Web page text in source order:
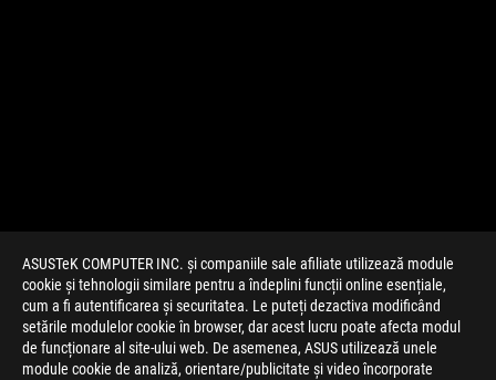
ASUSTeK COMPUTER INC. și companiile sale afiliate utilizează module
cookie și tehnologii similare pentru a îndeplini funcții online esențiale,
cum a fi autentificarea și securitatea. Le puteți dezactiva modificând
setările modulelor cookie în browser, dar acest lucru poate afecta modul
de funcționare al site-ului web. De asemenea, ASUS utilizează unele
module cookie de analiză, orientare/publicitate și video încorporate